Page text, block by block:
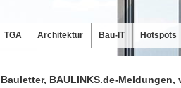
Bauletter, BAULINKS.de-Meldungen,
TGA Architektur Bau-IT Hotspots